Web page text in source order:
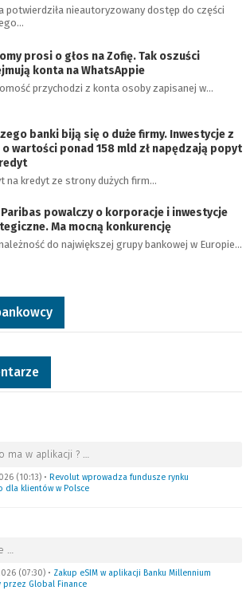
potwierdziła nieautoryzowany dostęp do części
prosi o głos na Zofię. Tak oszuści
konta na WhatsAppie
przychodzi z konta osoby zapisanej w…
banki biją się o duże firmy. Inwestycje z
o wartości ponad 158 mld zł napędzają popyt
na kredyt ze strony dużych firm…
Paribas powalczy o korporacje i inwestycje
Ma mocną konkurencję
do największej grupy bankowej w Europie…
ma w aplikacji ? …
(10:13) • Revolut wprowadza fundusze rynku
dla klientów w Polsce
…
(07:30) • Zakup eSIM w aplikacji Banku Millennium
przez Global Finance